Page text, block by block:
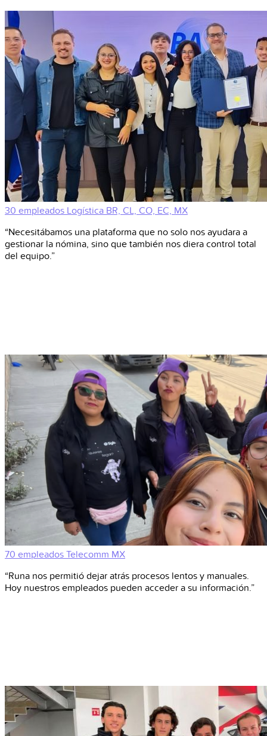
30 empleados Logística BR, CL, CO, EC, MX
“Necesitábamos una plataforma que no solo nos ayudara a
gestionar la nómina, sino que también nos diera control total
del equipo.”
70 empleados Telecomm MX
“Runa nos permitió dejar atrás procesos lentos y manuales.
Hoy nuestros empleados pueden acceder a su información.”